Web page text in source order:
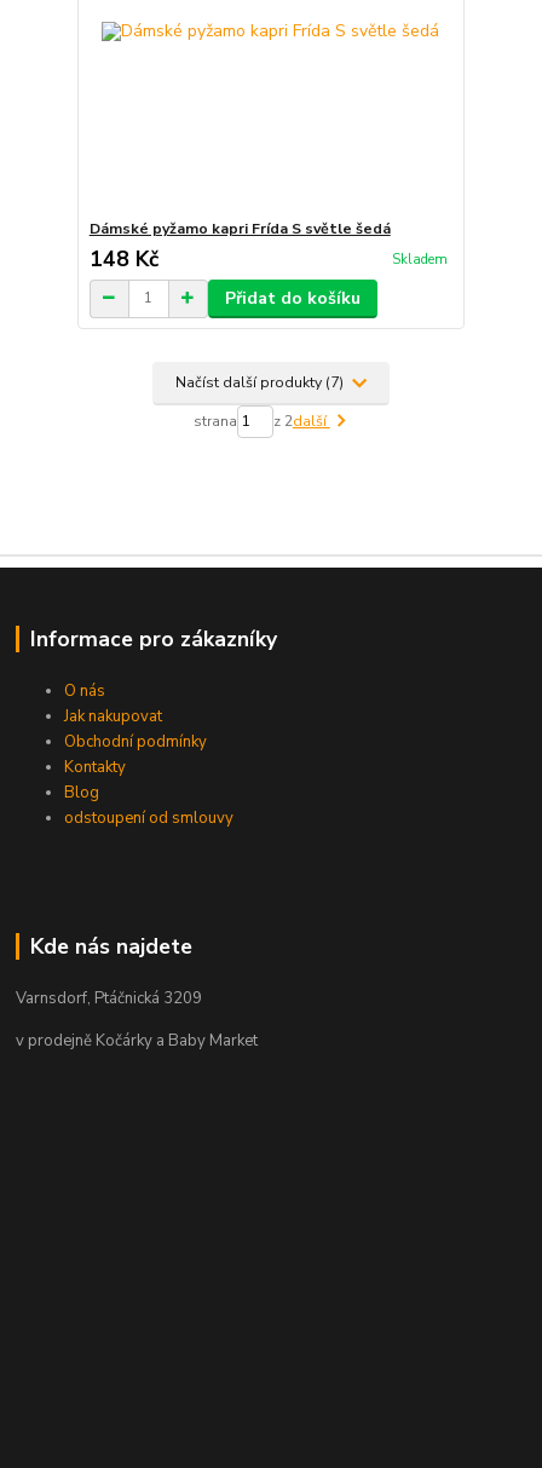
Dámské pyžamo kapri Frída S světle šedá
148 Kč Skladem
Přidat do košíku
Načíst další produkty (7)
strana z 2další
Informace pro zákazníky
O nás
Jak nakupovat
Obchodní podmínky
Kontakty
Blog
odstoupení od smlouvy
Kde nás najdete
Varnsdorf, Ptáčnická 3209
v prodejně Kočárky a Baby Market